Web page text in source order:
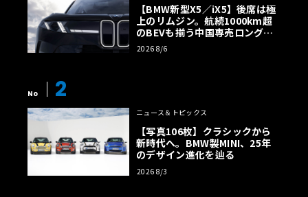
【BMW新型X5／iX5】後席は極
上のリムジン。航続1000km超
のBEVも揃う中国専売ロング仕
様の全貌
2026 8/6
No 2
ニュース＆トピックス
【写真106枚】クラシックから
新時代へ。BMW製MINI、25年
のデザイン進化を辿る
2026 8/3